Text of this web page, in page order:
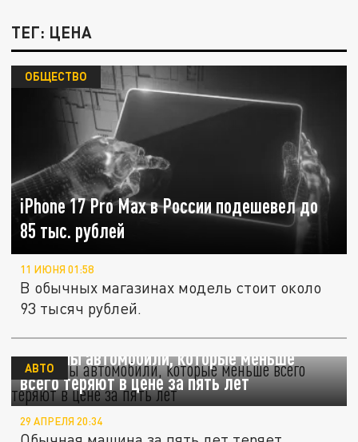
ТЕГ: ЦЕНА
iPhone 17 Pro Max в России подешевел до
85 тыс. рублей
ОБЩЕСТВО
11 ИЮНЯ 01:58
В обычных магазинах модель стоит около
93 тысяч рублей.
Названы автомобили, которые меньше
всего теряют в цене за пять лет
АВТО
29 АПРЕЛЯ 20:34